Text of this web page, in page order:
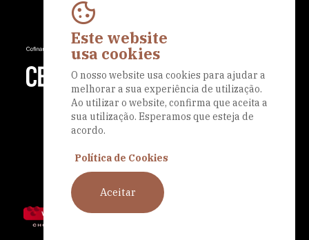
Este website
usa cookies
O nosso website usa cookies para ajudar a
melhorar a sua experiência de utilização.
Ao utilizar o website, confirma que aceita a
sua utilização. Esperamos que esteja de
acordo.
Política de Cookies
Aceitar